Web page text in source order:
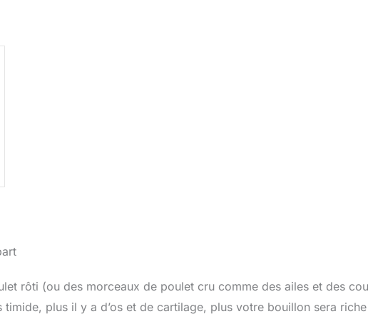
rôti (ou des morceaux de poulet cru comme des ailes et des
plus il y a d’os et de cartilage, plus votre bouillon sera